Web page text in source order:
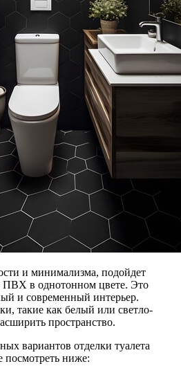
и минимализма, подойдет
ПВХ в однотонном цвете. Это
и современный интерьер.
такие как белый или светло-
пространство.
вариантов отделки туалета
ниже: